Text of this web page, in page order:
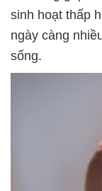
sinh hoạt thấp
ngày càng
sống.